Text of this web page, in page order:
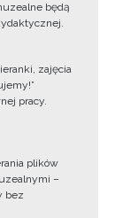
będą
zajęcia
pracy.
plików
–
bez